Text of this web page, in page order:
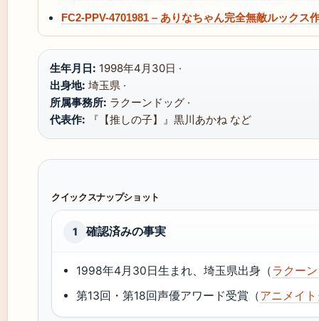
FC2-PPV-4701981 – ありなちゃん完全無敵ルックス
生年月日: 1998年4月30日 ·
出身地: 埼玉県 ·
所属事務所: ラクーンドッグ ·
代表作: 『【推しの子】』黒川あかね など
クイックスナップショット
1 確認済みの事実
1998年4月30日生まれ、埼玉県出身（ラクー
第13回・第18回声優アワード受賞（アニメイ